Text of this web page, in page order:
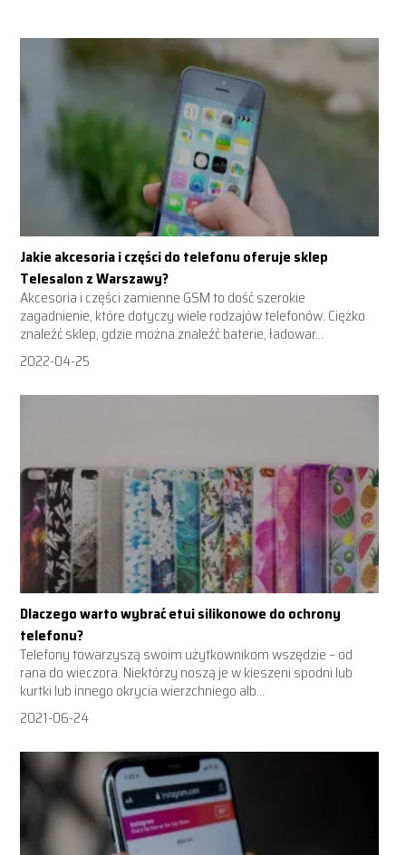
Jakie akcesoria i części do telefonu oferuje sklep
Telesalon z Warszawy?
Akcesoria i części zamienne GSM to dość szerokie
zagadnienie, które dotyczy wiele rodzajów telefonów. Ciężko
znaleźć sklep, gdzie można znaleźć baterie, ładowar...
2022-04-25
Dlaczego warto wybrać etui silikonowe do ochrony
telefonu?
Telefony towarzyszą swoim użytkownikom wszędzie – od
rana do wieczora. Niektórzy noszą je w kieszeni spodni lub
kurtki lub innego okrycia wierzchniego alb...
2021-06-24